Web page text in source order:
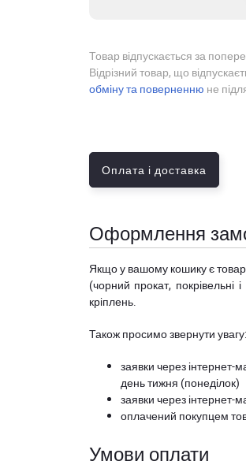
Товар відпускається за
Відрізний товар, що
обміну та поверненню не
Оплата і доставка
Оформлення
Якщо у вашому кошику є
(чорний прокат, покрівельні
кріплень.
Також просимо звернути увагу:
заявки через інтернет-
день тижня (понеділок)
заявки через інтернет-
оплачений покупцем
Умови оплати